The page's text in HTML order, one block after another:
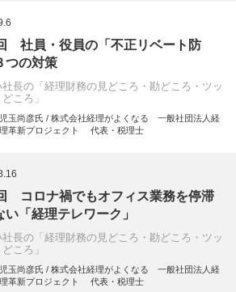
社員・役員の「不正リベート防
つの対策
社長の「経理財務の見どころ・勘どころ・ツッ
ころ」
児玉尚彦氏 / 株式会社経理がよくなる 一般社団法人経
理革新プロジェクト 代表・税理士
コロナ禍でもオフィス業務を停滞
い「経理テレワーク」
社長の「経理財務の見どころ・勘どころ・ツッ
ころ」
児玉尚彦氏 / 株式会社経理がよくなる 一般社団法人経
理革新プロジェクト 代表・税理士